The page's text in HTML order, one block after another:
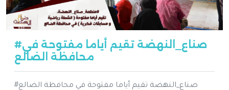
#صناع_النهضة تقيم أياما مفتوحة في
محافظة الضالع
#صناع_النهضة تقيم أياما مفتوحة في محافظة الضالع